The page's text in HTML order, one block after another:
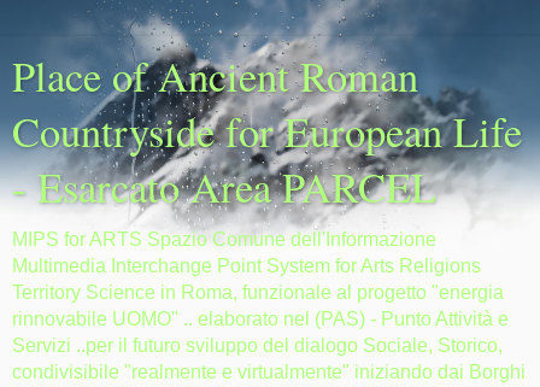
Place of Ancient Roman
Countryside for European Life
- Esarcato Area PARCEL
MIPS for ARTS Spazio Comune dell'Informazione
Multimedia Interchange Point System for Arts Religions
Territory Science in Roma, funzionale al progetto "energia
rinnovabile UOMO" .. elaborato nel (PAS) - Punto Attività e
Servizi ..per il futuro sviluppo del dialogo Sociale, Storico,
condivisibile "realmente e virtualmente" iniziando dai Borghi